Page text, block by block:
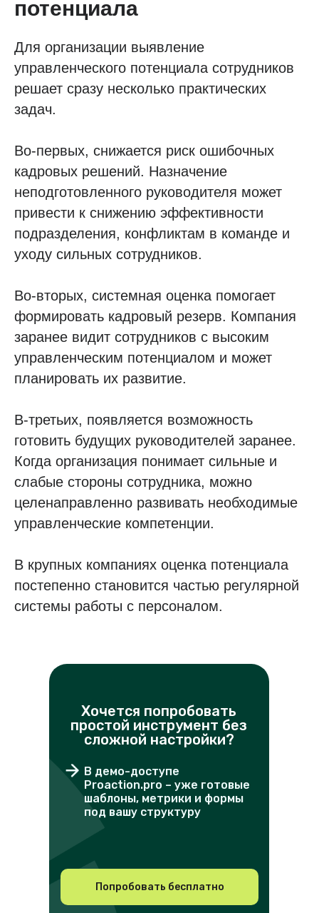
потенциала
Для организации выявление
управленческого потенциала сотрудников
решает сразу несколько практических
задач.
Во-первых, снижается риск ошибочных
кадровых решений. Назначение
неподготовленного руководителя может
привести к снижению эффективности
подразделения, конфликтам в команде и
уходу сильных сотрудников.
Во-вторых, системная оценка помогает
формировать кадровый резерв. Компания
заранее видит сотрудников с высоким
управленческим потенциалом и может
планировать их развитие.
В-третьих, появляется возможность
готовить будущих руководителей заранее.
Когда организация понимает сильные и
слабые стороны сотрудника, можно
целенаправленно развивать необходимые
управленческие компетенции.
В крупных компаниях оценка потенциала
постепенно становится частью регулярной
системы работы с персоналом.
Хочется попробовать
простой инструмент без
сложной настройки?
Попробовать бесплатно
В демо-доступе
Proaction.pro – уже готовые
шаблоны, метрики и формы
под вашу структуру